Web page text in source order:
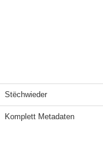
Stëchwieder
Komplett Metadaten